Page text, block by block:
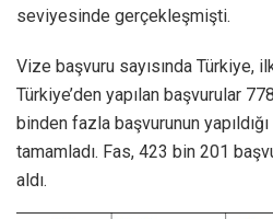
seviyesinde gerçekleşmişti.
Vize başvuru sayısında Türkiye,
Türkiye’den yapılan başvurular
binden fazla başvurunun
tamamladı. Fas, 423 bin 201
aldı.